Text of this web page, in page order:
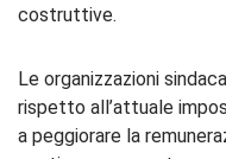
costruttive.
Le organizzazioni
rispetto all’attuale
a peggiorare la